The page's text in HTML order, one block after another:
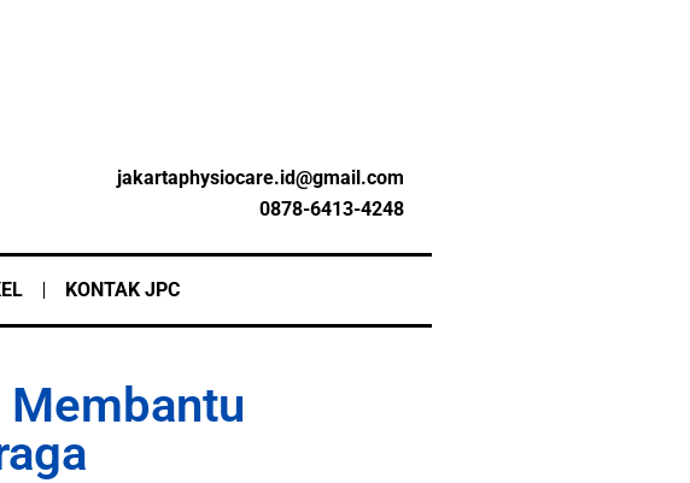
jakartaphysiocare.id@gmail.com
0878-6413-4248
KONTAK JPC
Membantu